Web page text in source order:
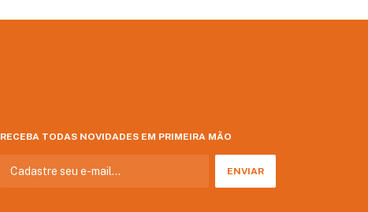
RECEBA TODAS NOVIDADES EM PRIMEIRA MÃO